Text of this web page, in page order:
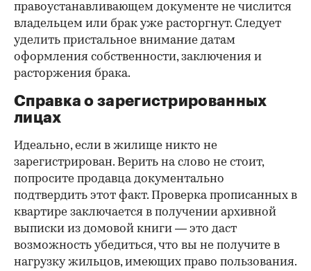
правоустанавливающем документе не числится
владельцем или брак уже расторгнут. Следует
уделить пристальное внимание датам
оформления собственности, заключения и
расторжения брака.
Справка о зарегистрированных
лицах
Идеально, если в жилище никто не
зарегистрирован. Верить на слово не стоит,
попросите продавца документально
подтвердить этот факт. Проверка прописанных в
квартире заключается в получении архивной
выписки из домовой книги — это даст
возможность убедиться, что вы не получите в
нагрузку жильцов, имеющих право пользования.